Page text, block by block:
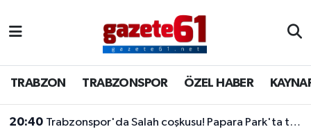
TRABZON TRABZONSPOR ÖZEL HABER
20:40 Trabzonspor'da Salah coşkusu! Papara Park'ta tarihi imza töreni
TRABZONSPOR
ÖZEL HABER
Trabzon Nöbetçi Eczaneler
Trabzon Hava Durumu
Trabzon Namaz Vakitleri